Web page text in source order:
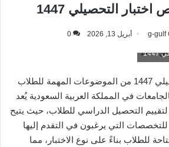
التحصيلي 1447
g-gulf أبريل 13, 2026 0
تعتبر فرص اختبار التحصيلي 1447 من الموضوعات المهمة للطلاب
في المملكة العربية السعودية يُعد
لتقييم التحصيل الدراسي للطلاب، حيث يتيح
التي يرغبون في التقدم إليها
للطلاب بناءً على نوع الاختبار، مما